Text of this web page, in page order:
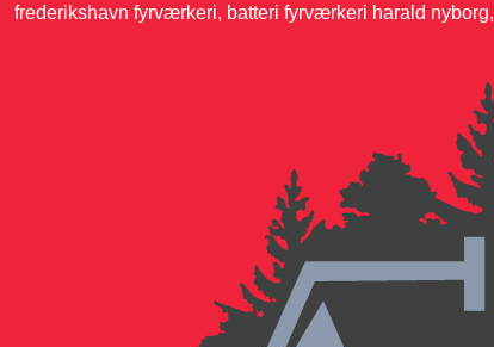
frederikshavn fyrværkeri, batteri fyrværkeri harald